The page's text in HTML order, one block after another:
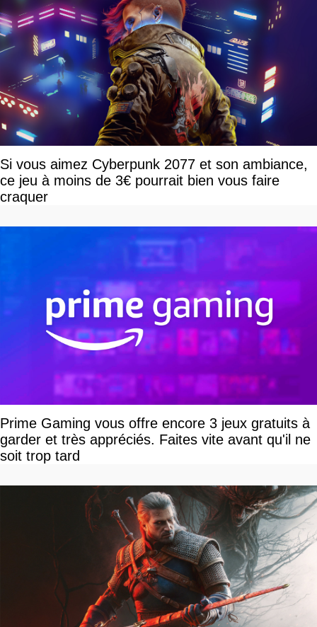
Si vous aimez Cyberpunk 2077 et son ambiance,
ce jeu à moins de 3€ pourrait bien vous faire
craquer
Prime Gaming vous offre encore 3 jeux gratuits à
garder et très appréciés. Faites vite avant qu'il ne
soit trop tard